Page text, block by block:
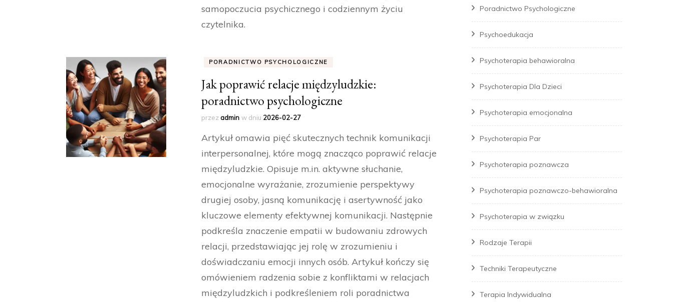
samopoczucia psychicznego i codziennym życiu
czytelnika.
PORADNICTWO PSYCHOLOGICZNE
Jak poprawić relacje międzyludzkie:
poradnictwo psychologiczne
przezadmin w dniu 2026-02-27
Artykuł omawia pięć skutecznych technik komunikacji
interpersonalnej, które mogą znacząco poprawić relacje
międzyludzkie. Opisuje m.in. aktywne słuchanie,
emocjonalne wyrażanie, zrozumienie perspektywy
drugiej osoby, jasną komunikację i asertywność jako
kluczowe elementy efektywnej komunikacji. Następnie
podkreśla znaczenie empatii w budowaniu zdrowych
relacji, przedstawiając jej rolę w zrozumieniu i
doświadczaniu emocji innych osób. Artykuł kończy się
omówieniem radzenia sobie z konfliktami w relacjach
międzyludzkich i podkreśleniem roli poradnictwa
Poradnictwo Psychologiczne
Psychoedukacja
Psychoterapia behawioralna
Psychoterapia Dla Dzieci
Psychoterapia emocjonalna
Psychoterapia Par
Psychoterapia poznawcza
Psychoterapia poznawczo-behawioralna
Psychoterapia w związku
Rodzaje Terapii
Techniki Terapeutyczne
Terapia Indywidualna